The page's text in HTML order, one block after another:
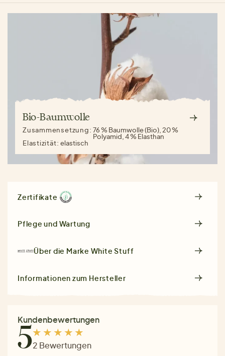
Bio-Baumwolle
Zusammensetzung:76 % Baumwolle (Bio), 20 %
Polyamid, 4 % Elasthan
Elastizität:elastisch
Zertifikate
Pflege und Wartung
Über die Marke White Stuff
Informationen zum Hersteller
Kundenbewertungen
52 Bewertungen